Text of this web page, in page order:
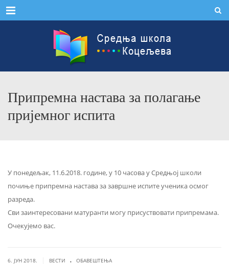
Menu
Припремна настава за полагање
пријемног испита
У понедељак, 11.6.2018. године, у 10 часова у Средњој школи
почиње припремна настава за завршне испите ученика осмог
разреда.
Сви заинтересовани матуранти могу присуствовати припремама.
Очекујемо вас.
6. ЈУН 2018. ВЕСТИ . ОБАВЕШТЕЊА